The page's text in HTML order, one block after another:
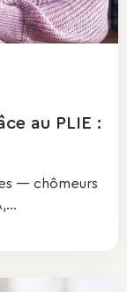
au PLIE :
— chômeurs